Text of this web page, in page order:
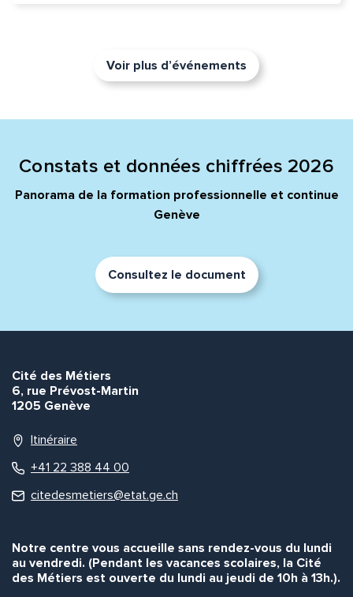
Voir plus d’événements
Constats et données chiffrées 2026
Panorama de la formation professionnelle et continue
Genève
Consultez le document
Cité des Métiers
6, rue Prévost-Martin
1205 Genève
Itinéraire
+41 22 388 44 00
citedesmetiers@etat.ge.ch
Notre centre vous accueille sans rendez-vous du lundi
au vendredi. (Pendant les vacances scolaires, la Cité
des Métiers est ouverte du lundi au jeudi de 10h à 13h.).